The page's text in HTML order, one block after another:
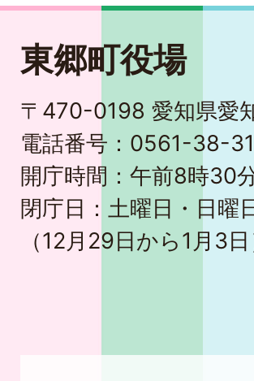
東郷町役場
〒470-0198 愛知県愛
電話番号：0561-38-
開庁時間：午前8時30
閉庁日：土曜日・日曜
（12月29日から1月3日